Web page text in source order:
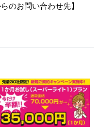
のお問い合わせ先】